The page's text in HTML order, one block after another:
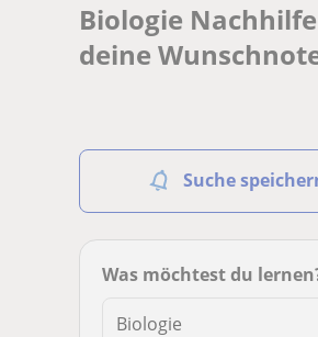
Biologie
deine
Suche
Was möchtest du